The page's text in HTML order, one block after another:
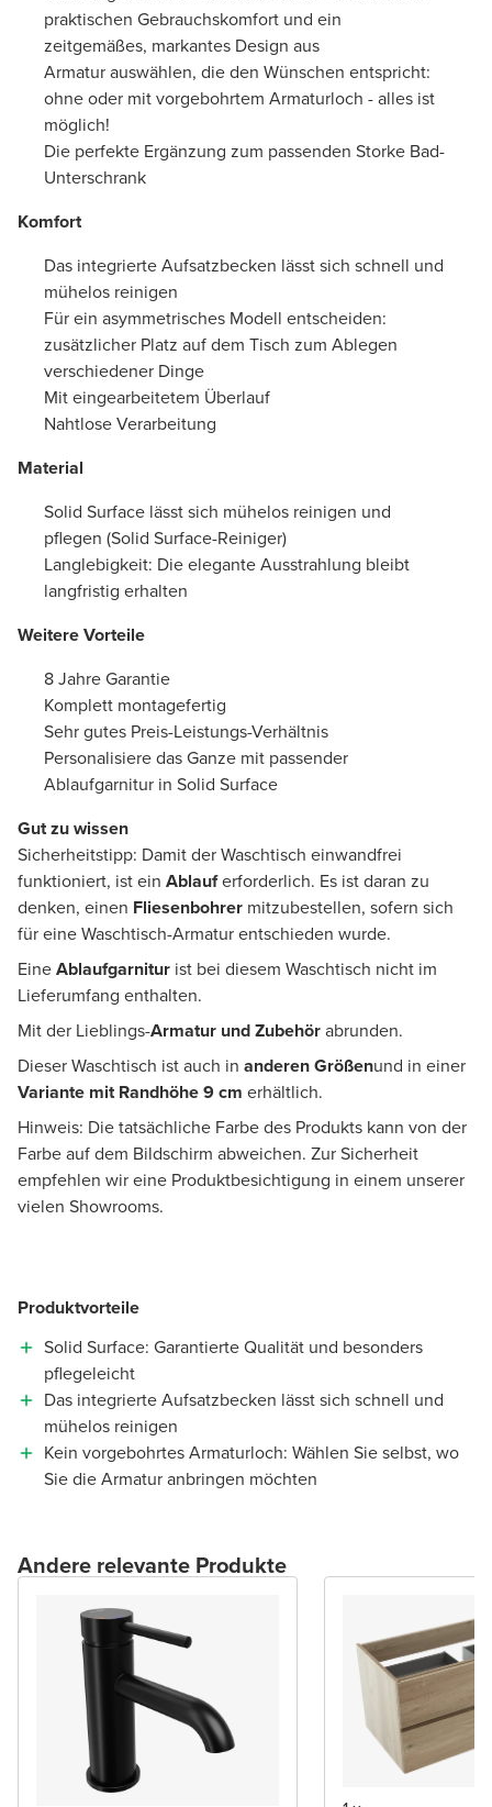
praktischen Gebrauchskomfort und ein
zeitgemäßes, markantes Design aus
Armatur auswählen, die den Wünschen entspricht:
ohne oder mit vorgebohrtem Armaturloch - alles ist
möglich!
Die perfekte Ergänzung zum passenden Storke Bad-
Unterschrank
Komfort
Das integrierte Aufsatzbecken lässt sich schnell und
mühelos reinigen
Für ein asymmetrisches Modell entscheiden:
zusätzlicher Platz auf dem Tisch zum Ablegen
verschiedener Dinge
Mit eingearbeitetem Überlauf
Nahtlose Verarbeitung
Material
Solid Surface lässt sich mühelos reinigen und
pflegen (Solid Surface-Reiniger)
Langlebigkeit: Die elegante Ausstrahlung bleibt
langfristig erhalten
Weitere Vorteile
8 Jahre Garantie
Komplett montagefertig
Sehr gutes Preis-Leistungs-Verhältnis
Personalisiere das Ganze mit passender
Ablaufgarnitur in Solid Surface
Gut zu wissen
Sicherheitstipp: Damit der Waschtisch einwandfrei
funktioniert, ist ein Ablauferforderlich. Es ist daran zu
denken, einen Fliesenbohrer mitzubestellen, sofern sich
für eine Waschtisch-Armatur entschieden wurde.
EineAblaufgarnitur ist bei diesem Waschtisch nicht im
Lieferumfang enthalten.
Mit der Lieblings-Armatur und Zubehörabrunden.
Dieser Waschtisch ist auch in anderen Größenund in einer
Variante mit Randhöhe 9 cm erhältlich.
Hinweis: Die tatsächliche Farbe des Produkts kann von der
Farbe auf dem Bildschirm abweichen. Zur Sicherheit
empfehlen wir eine Produktbesichtigung in einem unserer
vielen Showrooms.
Produktvorteile
Solid Surface: Garantierte Qualität und besonders
pflegeleicht
Das integrierte Aufsatzbecken lässt sich schnell und
mühelos reinigen
Kein vorgebohrtes Armaturloch: Wählen Sie selbst, wo
Sie die Armatur anbringen möchten
Andere relevante Produkte